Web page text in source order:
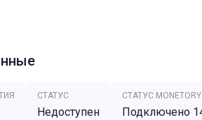
СТАТУС
Недоступен
СТАТУС MONETORY
Подключено